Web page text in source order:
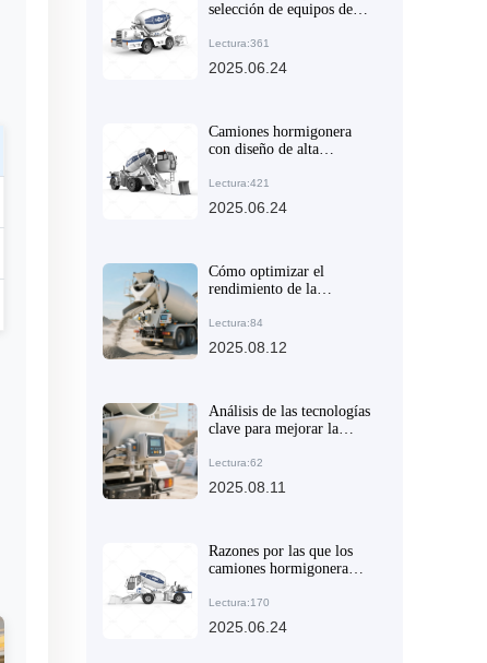
selección de equipos de
Lectura:361
2025.06.24
Camiones hormigonera
con diseño de alta
aplicación en diferentes
escenarios de construcción
Lectura:421
2025.06.24
Cómo optimizar el
rendimiento de la
con chasis articulado y
neumáticos de ingeniería
Lectura:84
2025.08.12
Análisis de las tecnologías
clave para mejorar la
de descarga de los
mezcladores de concreto
Lectura:62
2025.08.11
Razones por las que los
camiones hormigonera
en los mercados
extranjeros
Lectura:170
2025.06.24